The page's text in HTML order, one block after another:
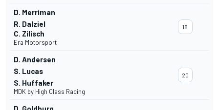
D. Merriman
R. Dalziel
C. Zilisch
Era Motorsport
18
D. Andersen
S. Lucas
S. Huffaker
MDK by High Class Racing
20